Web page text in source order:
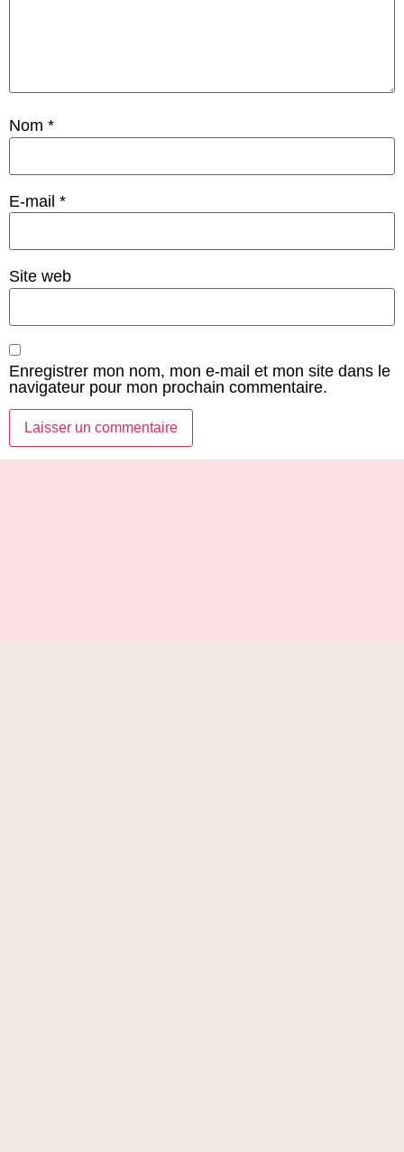
Nom *
E-mail *
Site web
Enregistrer mon nom, mon e-mail et mon site dans le
navigateur pour mon prochain commentaire.